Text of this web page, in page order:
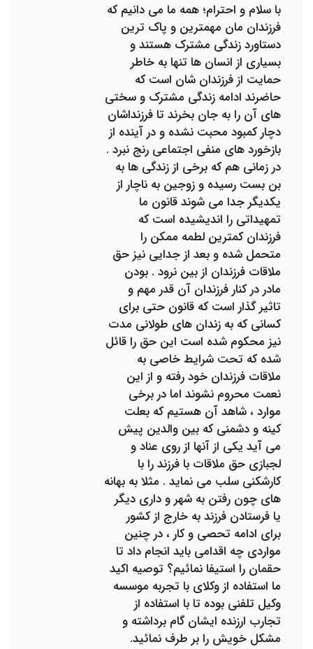
با سلام و احترام؛ همه ما می دانیم که
فرزندان مان مهمترین و پاک ترین
دستاورد زندگی مشترک هستند و
بسیاری از انسان ها تنها به خاطر
حمایت از فرزندان شان است که
حاضرند ادامه زندگی مشترک و سختی
های آن را به جان بخرند تا فرزنداشان
دچار کمبود محبت نشده و در آینده از
بازخورد های منفی اجتماعی رنج نبرد .
در زمانی هم که برخی از زندگی ها به
بن بست رسیده و زوجین به ناچار از
یکدیگر جدا می شوند قانون ما
تمهیداتی را اندیشیده است که
فرزندان کمترین لطمه ممکن را
متحمل شده و بعد از جدایی نیز حق
ملاقات فرزندان از بین نرود . بودن
مادر در کنار فرزندان آن قدر مهم و
تاثیر گذار است که قانون حتی برای
کسانی که به زندان های طولانی مدت
نیز محکوم شده است این حق را قائل
شده که تحت شرایط خاصی به
ملاقات فرزندان خود رفته و از این
نعمت محروم نشوند اما در برخی
موارد ، شاهد آن هستیم که بعلت
کینه و دشمنی که بین والدین پیش
می آید یکی از آنها از روی عناد و
لجبازی حق ملاقات با فرزند را با
کارشکنی سلب می نماید . مثلا به بهانه
های چون رفتن به شهر و داری دیگر
یا فرستادن فرزند به خارج از کشور
برای ادامه تحصی و کار ، در چنین
مواردی چه اقدامی باید انجام داد تا
حقمان را استیفا نمائیم؟ توصیه اکید
ما استفاده از وکلای با تجربه موسسه
وکیل تلفنی بوده تا با استفاده از
تجارب ارزنده ایشان گام برداشته و
مشکل خویش را بر طرف نمائید.